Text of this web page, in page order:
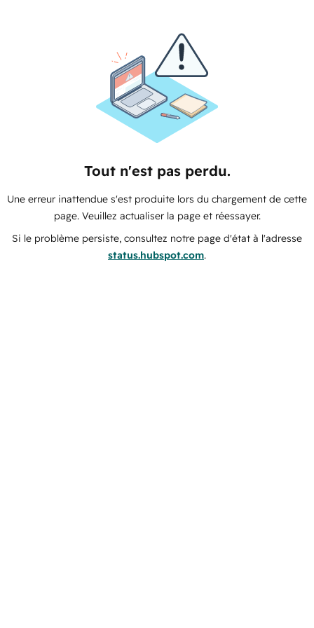
Tout n'est pas perdu.
Une erreur inattendue s'est produite lors du chargement de cette
page. Veuillez actualiser la page et réessayer.
Si le problème persiste, consultez notre page d'état à l'adresse
status.hubspot.com.